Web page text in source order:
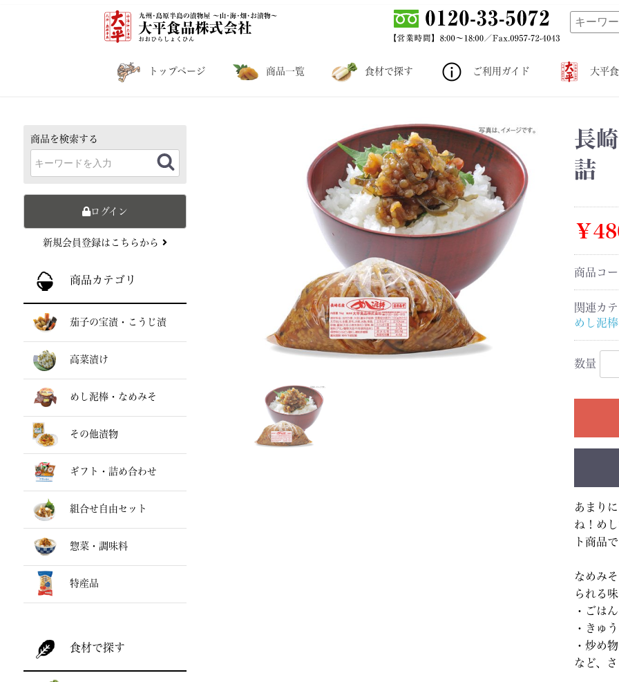
トップページ 商品一覧 食材で探す ご利用ガイド 大平
商品を検索する
ログイン
新規会員登録はこちらから
商品カテゴリ
茄子の宝漬・こうじ漬
高菜漬け
めし泥棒・なめみそ
その他漬物
ギフト・詰め合わせ
組合せ自由セット
惣菜・調味料
特産品
食材で探す
長
詰
￥
商品コ
関連カ
めし泥
数量
あまり
ね！め
ト商品
なめみ
られる
・ごは
・きゅ
・炒め
など、